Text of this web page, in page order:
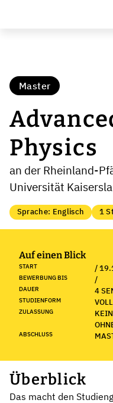
Master
Physics
an der Rheinland-
Universität
Sprache: Englisch 1
Auf einen Blick
START /
BEWERBUNG BIS /
DAUER 4
STUDIENFORM
ZULASSUNG
ABSCHLUSS
Überblick
Das macht den